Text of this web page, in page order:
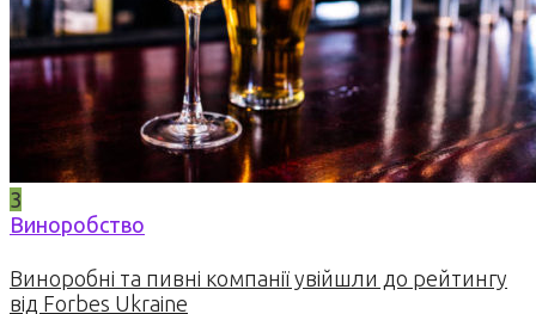
3
Виноробство
Виноробні та пивні компанії увійшли до рейтингу
від Forbes Ukraine